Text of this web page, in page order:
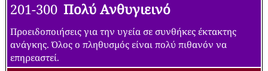
201-300 Πολύ Ανθυγιεινό
Προειδοποιήσεις για την υγεία σε συνθήκες έκτακτης
ανάγκης. Όλος ο πληθυσμός είναι πολύ πιθανόν να
επηρεαστεί.